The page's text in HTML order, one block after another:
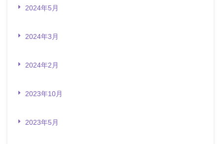
2024年5月
2024年3月
2024年2月
2023年10月
2023年5月